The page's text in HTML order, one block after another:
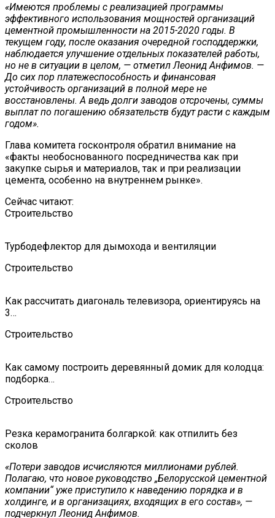
«Имеются проблемы с реализацией программы
эффективного использования мощностей организаций
цементной промышленности на 2015-2020 годы. В
текущем году, после оказания очередной господдержки,
наблюдается улучшение отдельных показателей работы,
но не в ситуации в целом, — отметил Леонид Анфимов. —
До сих пор платежеспособность и финансовая
устойчивость организаций в полной мере не
восстановлены. А ведь долги заводов отсрочены, суммы
выплат по погашению обязательств будут расти с каждым
годом».
Глава комитета госконтроля обратил внимание на
«факты необоснованного посредничества как при
закупке сырья и материалов, так и при реализации
цемента, особенно на внутреннем рынке».
Сейчас читают:
Строительство
Турбодефлектор для дымохода и вентиляции
Строительство
Как рассчитать диагональ телевизора, ориентируясь на
3…
Строительство
Как самому построить деревянный домик для колодца:
подборка…
Строительство
Резка керамогранита болгаркой: как отпилить без
сколов
«Потери заводов исчисляются миллионами рублей.
Полагаю, что новое руководство „Белорусской цементной
компании“ уже приступило к наведению порядка и в
холдинге, и в организациях, входящих в его состав», —
подчеркнул Леонид Анфимов.